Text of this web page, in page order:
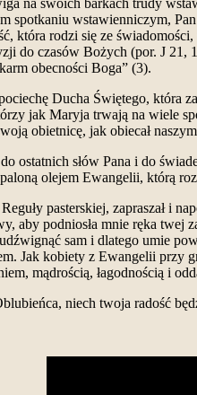
na swoich barkach trudy
spotkaniu wstawienniczym,
która rodzi się ze
do czasów Bożych (por. J
obecności Boga” (3).
Ducha Świętego, która
jak Maryja trwają na wiele
obietnicę, jak obiecał
ostatnich słów Pana i do
olejem Ewangelii, którą
pasterskiej, zapraszał i
aby podniosła mnie ręka twej
sam i dlatego umie
Jak kobiety z Ewangelii przy
mądrością, łagodnością i
niech twoja radość